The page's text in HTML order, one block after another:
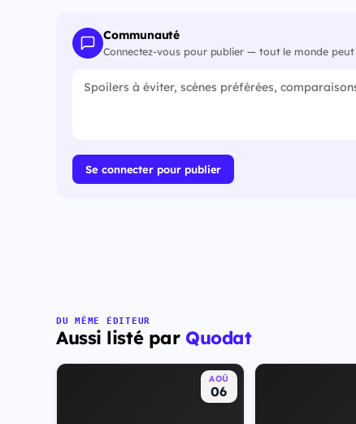
Communauté
Connectez-vous pour publier — tout le monde peut
Se connecter pour publier
DU MÊME ÉDITEUR
Aussi listé par Quodat
AOÛ
06